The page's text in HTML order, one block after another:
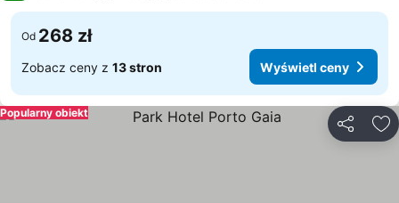
Od 268 zł
Zobacz ceny z 13 stron Wyświetl ceny
Popularny obiekt